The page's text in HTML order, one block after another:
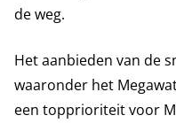
de weg.
Het aanbieden van de
waaronder het
een topprioriteit voor